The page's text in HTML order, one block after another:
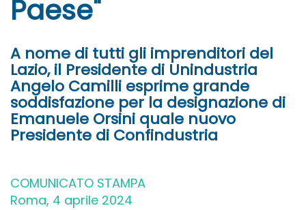
Paese"
A nome di tutti gli imprenditori del
Lazio, il Presidente di Unindustria
Angelo Camilli esprime grande
soddisfazione per la designazione di
Emanuele Orsini quale nuovo
Presidente di Confindustria
COMUNICATO STAMPA
Roma, 4 aprile 2024